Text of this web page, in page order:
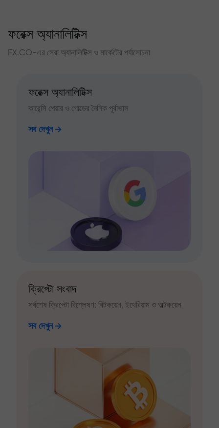
ফরেক্স অ্যানালিটিক্স
FX.CO-এর সেরা অ্যানালিটিক্স ও মার্কেটের পর্যালোচনা
ফরেক্স অ্যানালিটিক্স
কারেন্সি পেয়ার ও গোল্ডের দৈনিক পূর্বাভাস
সব দেখুন
ক্রিপ্টো সংবাদ
সর্বশেষ ক্রিপ্টো বিশ্লেষণ: বিটকয়েন, ইথেরিয়াম ও অল্টকয়েন
সব দেখুন